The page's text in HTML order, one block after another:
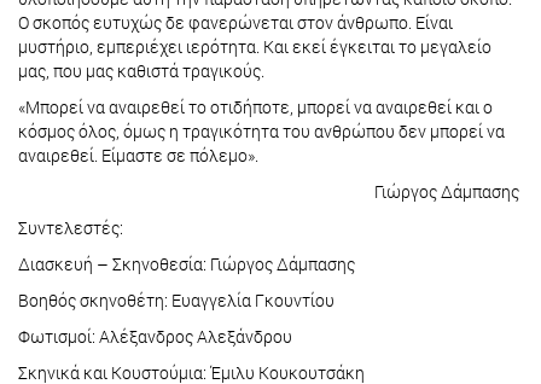
Ο σκοπός ευτυχώς δε φανερώνεται στον άνθρωπο. Είναι
μυστήριο, εμπεριέχει ιερότητα. Και εκεί έγκειται το μεγαλείο
μας, που μας καθιστά τραγικούς.
«Μπορεί να αναιρεθεί το οτιδήποτε, μπορεί να αναιρεθεί και ο
κόσμος όλος, όμως η τραγικότητα του ανθρώπου δεν μπορεί να
αναιρεθεί. Είμαστε σε πόλεμο».
Γιώργος Δάμπασης
Συντελεστές:
Διασκευή – Σκηνοθεσία: Γιώργος Δάμπασης
Βοηθός σκηνοθέτη: Ευαγγελία Γκουντίου
Φωτισμοί: Αλέξανδρος Αλεξάνδρου
Σκηνικά και Κουστούμια: Έμιλυ Κουκουτσάκη